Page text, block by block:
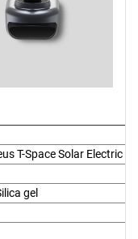
T-Space Solar Electric
gel